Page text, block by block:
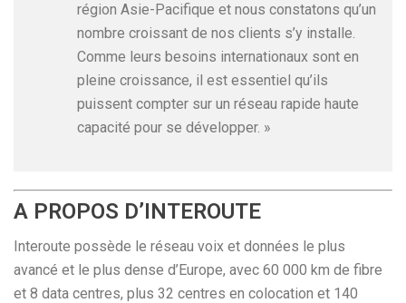
région Asie-Pacifique et nous constatons qu’un
nombre croissant de nos clients s’y installe.
Comme leurs besoins internationaux sont en
pleine croissance, il est essentiel qu’ils
puissent compter sur un réseau rapide haute
capacité pour se développer. »
A PROPOS D’INTEROUTE
Interoute possède le réseau voix et données le plus
avancé et le plus dense d’Europe, avec 60 000 km de fibre
et 8 data centres, plus 32 centres en colocation et 140